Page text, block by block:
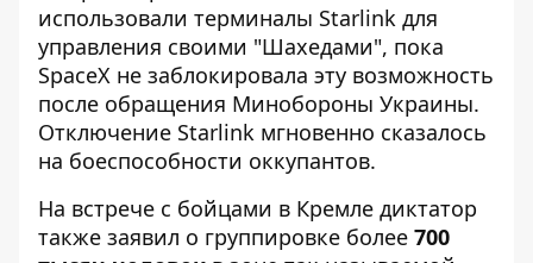
использовали терминалы Starlink для
управления своими "Шахедами", пока
SpaceX не заблокировала эту возможность
после обращения Минобороны Украины.
Отключение Starlink мгновенно сказалось
на боеспособности оккупантов.
На встрече с бойцами в Кремле диктатор
также заявил о группировке более 700